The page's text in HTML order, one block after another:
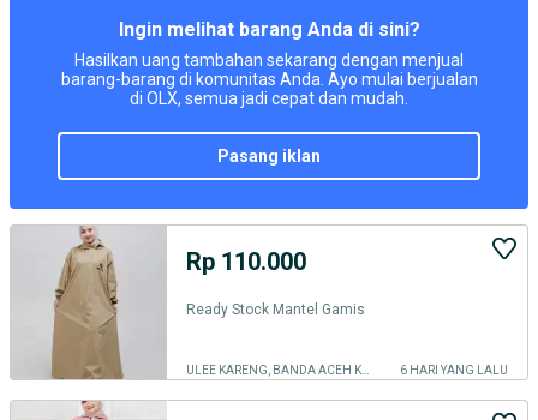
Ingin melihat barang Anda di sini?
Hasilkan uang tambahan sekarang dengan menjual
barang-barang di komunitas Anda. Ayo mulai berjualan
di OLX, semua jadi cepat dan mudah.
pasang iklan
Rp 110.000
Ready Stock Mantel Gamis
6 HARI YANG LALU